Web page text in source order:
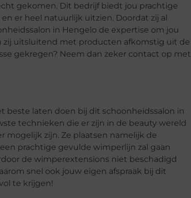
gekomen. Dit bedrijf biedt jou prachtige
er heel natuurlijk uitzien. Doordat zij al
in Hengelo de expertise om jou
zij uitsluitend met producten afkomstig uit de
gekregen? Neem dan zeker contact op met
beste laten doen bij dit schoonheidssalon in
technieken die er zijn in de beauty wereld
mogelijk zijn. Ze plaatsen namelijk de
prachtige gevulde wimperlijn zal gaan
de wimperextensions niet beschadigd
snel ook jouw eigen afspraak bij dit
te krijgen!